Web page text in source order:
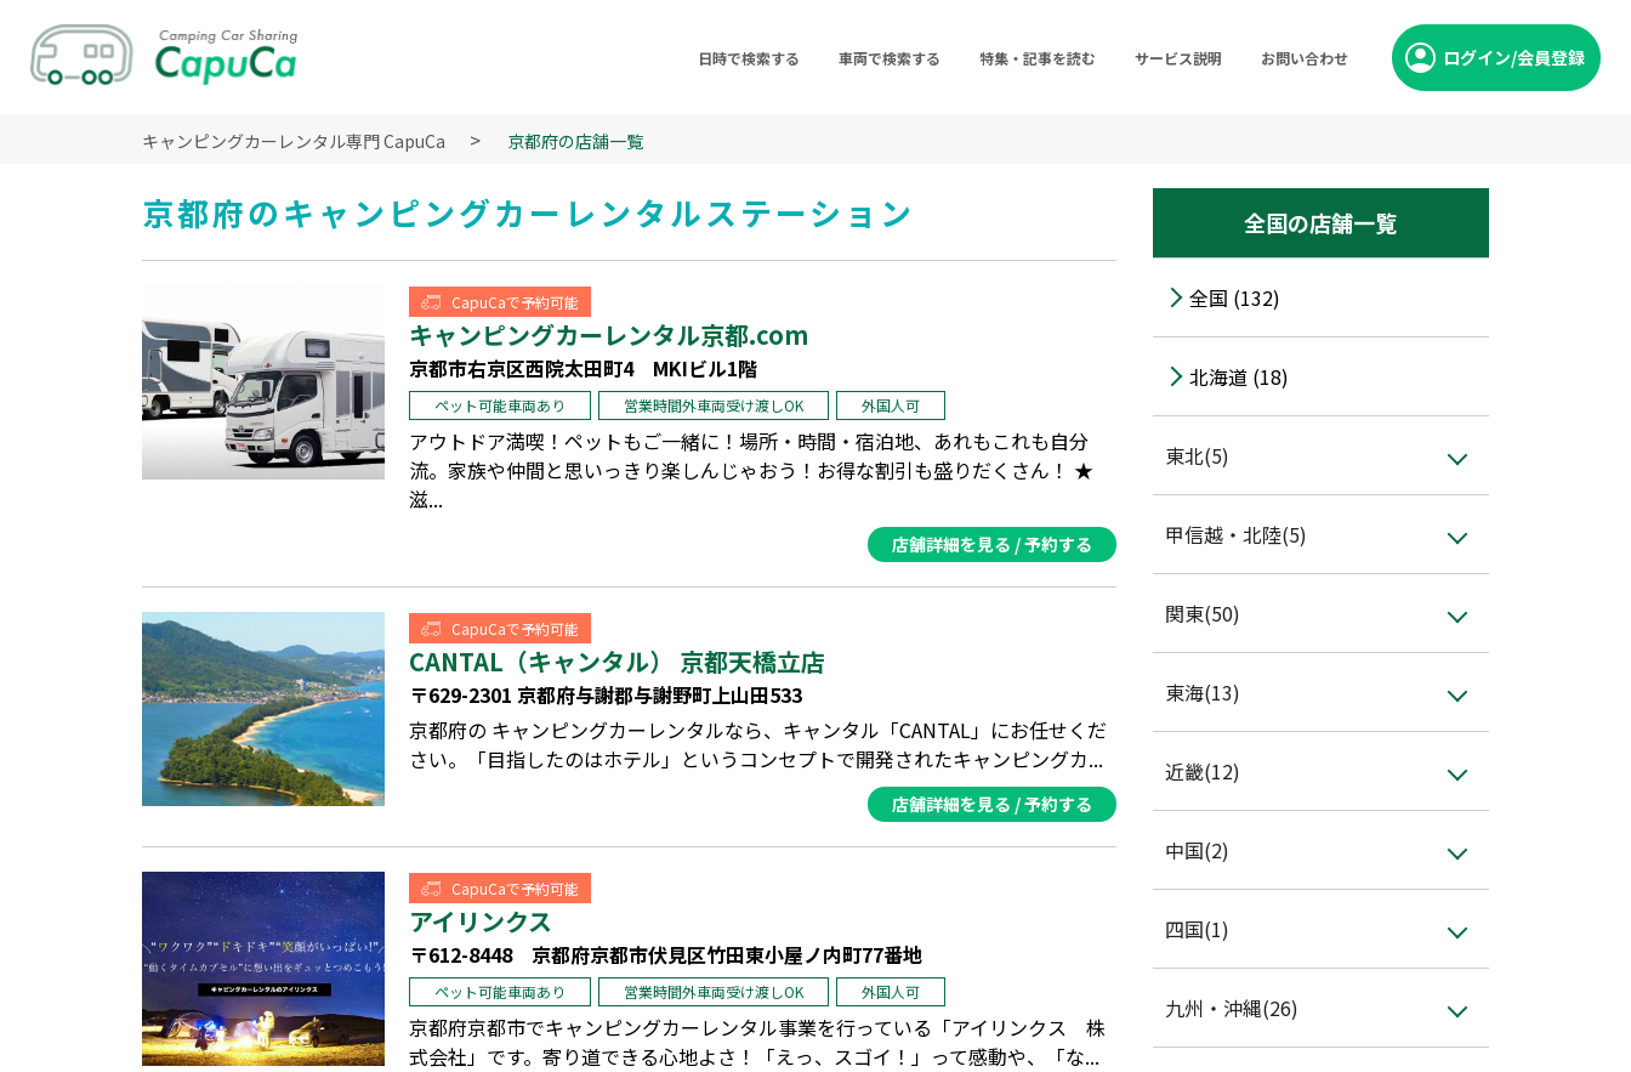
日時で検索する 車両で検索する 特集・記事を読む サービス説明 お問い合わせ ログイン/会員登録
キャンピングカーレンタル専門 CapuCa 京都府の店舗一覧
京都府のキャンピングカーレンタルステーション
CapuCaで予約可能
キャンピングカーレンタル京都.com
京都市右京区西院太田町4 MKIビル1階
ペット可能車両あり 営業時間外車両受け渡しOK 外国人可
アウトドア満喫！ペットもご一緒に！場所・時間・宿泊地、あれもこれも自分
流。家族や仲間と思いっきり楽しんじゃおう！お得な割引も盛りだくさん！ ★
滋...
店舗詳細を見る / 予約する
CapuCaで予約可能
CANTAL（キャンタル） 京都天橋立店
〒629-2301 京都府与謝郡与謝野町上山田533
京都府の キャンピングカーレンタルなら、キャンタル「CANTAL」にお任せくだ
さい。「目指したのはホテル」というコンセプトで開発されたキャンピングカ...
店舗詳細を見る / 予約する
CapuCaで予約可能
アイリンクス
〒612-8448 京都府京都市伏見区竹田東小屋ノ内町77番地
ペット可能車両あり 営業時間外車両受け渡しOK 外国人可
京都府京都市でキャンピングカーレンタル事業を行っている「アイリンクス 株
式会社」です。寄り道できる心地よさ！「えっ、スゴイ！」って感動や、「な...
全国の店舗一覧
全国 (132)
北海道 (18)
東北(5)
甲信越・北陸(5)
関東(50)
東海(13)
近畿(12)
中国(2)
四国(1)
九州・沖縄(26)